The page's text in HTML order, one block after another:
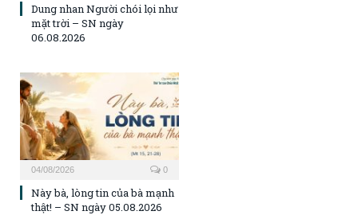
Dung nhan Người chói lọi như
mặt trời – SN ngày
06.08.2026
04/08/2026 0
Này bà, lòng tin của bà mạnh
thật! – SN ngày 05.08.2026